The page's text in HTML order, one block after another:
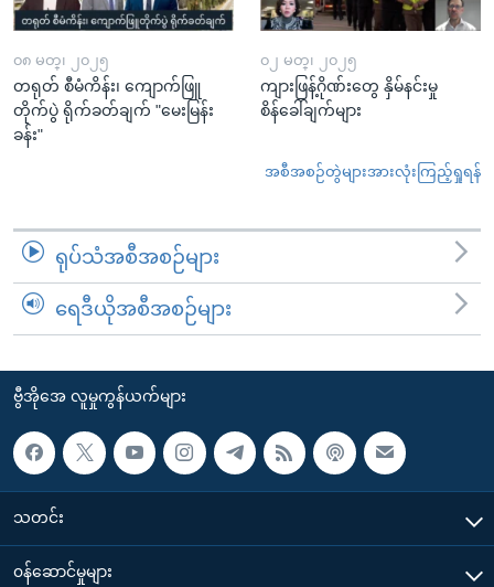
၀၈ မတ္၊ ၂၀၂၅
တရုတ် စီမံကိန်း၊ ကျောက်ဖြူ
တိုက်ပွဲ ရိုက်ခတ်ချက် "မေးမြန်း
ခန်း"
၀၂ မတ္၊ ၂၀၂၅
ကျားဖြန့်ဂိုဏ်းတွေ နှိမ်နင်းမှု
စိန်ခေါ်ချက်များ
အစီအစဉ်တွဲများအားလုံးကြည့်ရှုရန်
ရုပ်သံအစီအစဉ်များ
ရေဒီယိုအစီအစဉ်များ
ဗွီအိုအေ လူမှုကွန်ယက်များ
သတင်း
၀န်ဆောင်မှုများ